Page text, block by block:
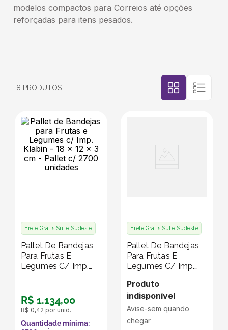
modelos compactos para Correios até opções
reforçadas para itens pesados.
8 PRODUTOS
Frete Grátis Sul e Sudeste
Pallet De Bandejas
Para Frutas E
Legumes C/ Imp.
Unidades
R$ 1.134,00
R$ 0,42 por unid.
Quantidade mínima:
Frete Grátis Sul e Sudeste
Pallet De Bandejas
Para Frutas E
Legumes C/ Imp.
Cm - Pallet C/ 2430
Unidades
Produto
indisponível
Avise-sem quando
chegar
5º transporte
papel semente